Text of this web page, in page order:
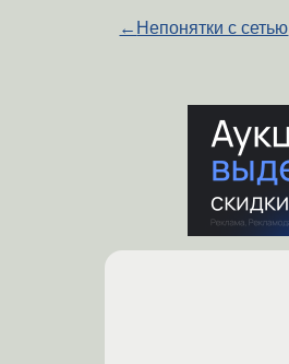
← Непонятки с сетью